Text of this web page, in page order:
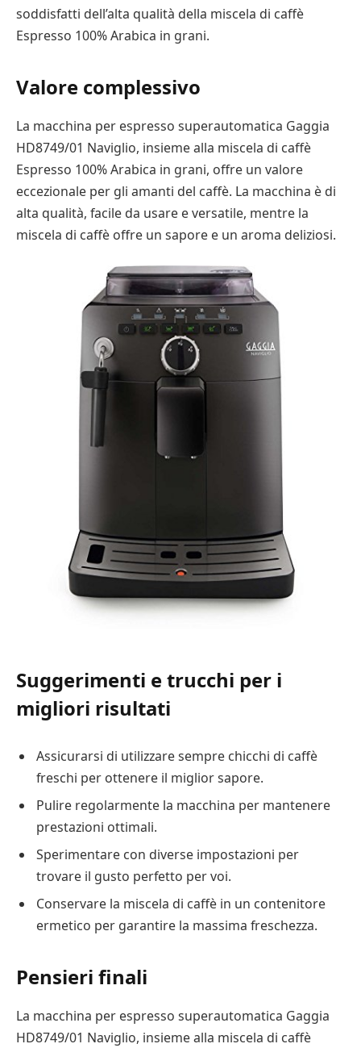
soddisfatti dell’alta qualità della miscela di caffè
Espresso 100% Arabica in grani.
Valore complessivo
La macchina per espresso superautomatica Gaggia
HD8749/01 Naviglio, insieme alla miscela di caffè
Espresso 100% Arabica in grani, offre un valore
eccezionale per gli amanti del caffè. La macchina è di
alta qualità, facile da usare e versatile, mentre la
miscela di caffè offre un sapore e un aroma deliziosi.
Suggerimenti e trucchi per i
migliori risultati
Assicurarsi di utilizzare sempre chicchi di caffè
freschi per ottenere il miglior sapore.
Pulire regolarmente la macchina per mantenere
prestazioni ottimali.
Sperimentare con diverse impostazioni per
trovare il gusto perfetto per voi.
Conservare la miscela di caffè in un contenitore
ermetico per garantire la massima freschezza.
Pensieri finali
La macchina per espresso superautomatica Gaggia
HD8749/01 Naviglio, insieme alla miscela di caffè